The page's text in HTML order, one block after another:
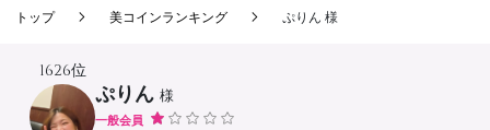
サロンランキング
トップ 美コインランキング ぷりん 様
1626位
ぷりん 様
一般会員